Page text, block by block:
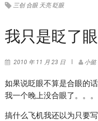
三创 合眼 天亮 眨眼
我只是眨了眼
2010 年 11 月 23 日 小懿
如果说眨眼不算是合眼的话
我一个晚上没合眼了。。。
搞什么飞机我还以为只要